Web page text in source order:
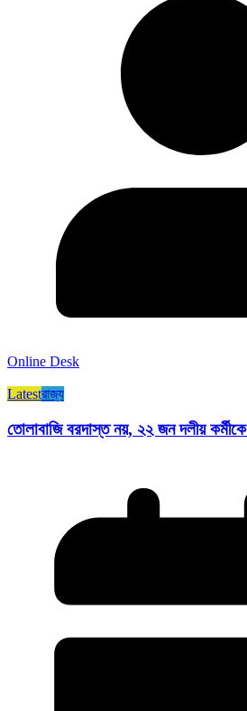
Online Desk
Latestরাজ্য​
তোলাবাজি বরদাস্ত নয়, ২২ জন দলীয়